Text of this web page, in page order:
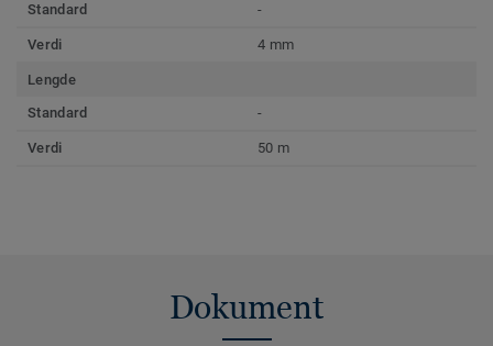
Standard
-
Verdi 4 mm
Lengde
Standard
-
Verdi 50 m
Dokument